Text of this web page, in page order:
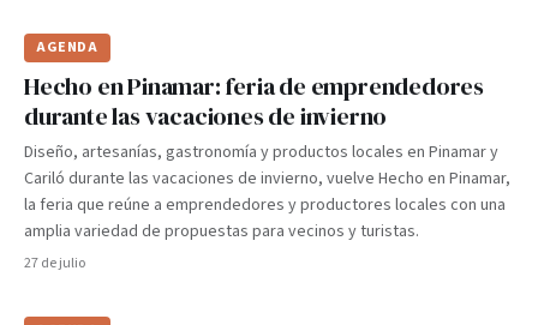
AGENDA
Hecho en Pinamar: feria de emprendedores
durante las vacaciones de invierno
Diseño, artesanías, gastronomía y productos locales en Pinamar y
Cariló durante las vacaciones de invierno, vuelve Hecho en Pinamar,
la feria que reúne a emprendedores y productores locales con una
amplia variedad de propuestas para vecinos y turistas.
27 de julio